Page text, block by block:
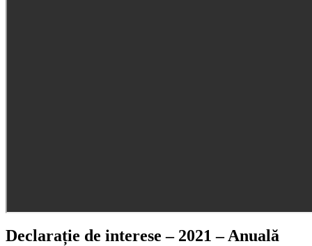
Declarație de interese – 2021 – Anuală